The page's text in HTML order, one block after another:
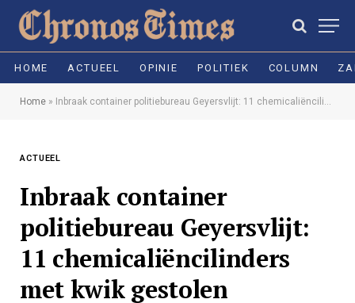
HOME ACTUEEL OPINIE POLITIEK COLUMN
Home » Inbraak container politiebureau Geyersvlijt: 11 chemicaliëncilinders met kwik gestolen
ACTUEEL
Inbraak container
politiebureau Geyersvlijt:
11 chemicaliëncilinders
met kwik gestolen